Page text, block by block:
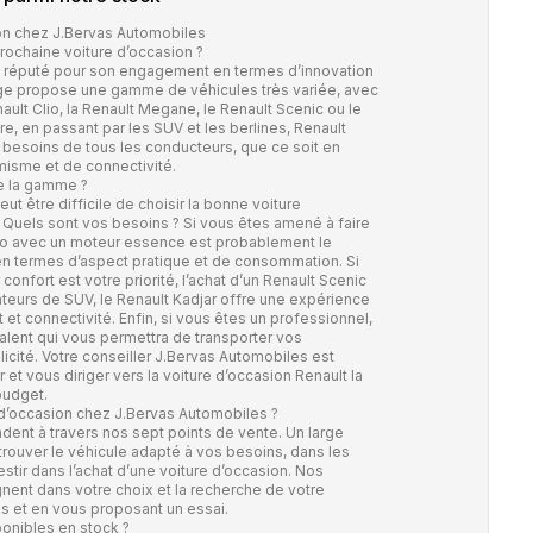
chez J.Bervas Automobiles
voiture d’occasion ?
pour son engagement en termes d’innovation
propose une gamme de véhicules très variée, avec
Clio, la Renault Megane, le Renault Scenic ou le
en passant par les SUV et les berlines, Renault
de tous les conducteurs, que ce soit en
et de connectivité.
la gamme ?
être difficile de choisir la bonne voiture
sont vos besoins ? Si vous êtes amené à faire
avec un moteur essence est probablement le
termes d’aspect pratique et de consommation. Si
est votre priorité, l’achat d’un Renault Scenic
de SUV, le Renault Kadjar offre une expérience
connectivité. Enfin, si vous êtes un professionnel,
qui vous permettra de transporter vos
Votre conseiller J.Bervas Automobiles est
vous diriger vers la voiture d’occasion Renault la
chez J.Bervas Automobiles ?
à travers nos sept points de vente. Un large
le véhicule adapté à vos besoins, dans les
dans l’achat d’une voiture d’occasion. Nos
dans votre choix et la recherche de votre
et en vous proposant un essai.
en stock ?